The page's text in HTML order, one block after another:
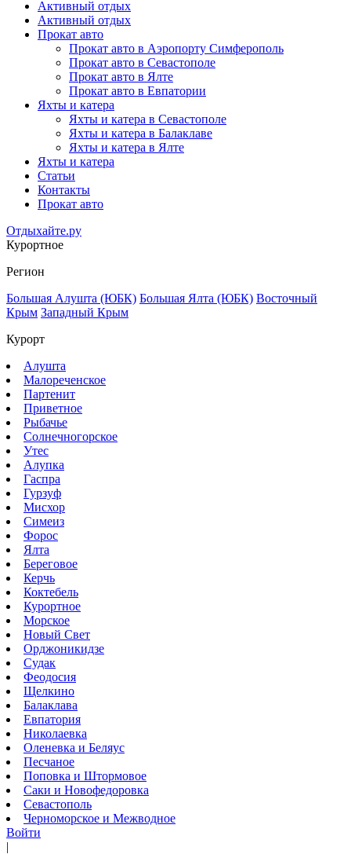
Активный отдых
Активный отдых
Прокат авто
Прокат авто в Аэропорту Симферополь
Прокат авто в Севастополе
Прокат авто в Ялте
Прокат авто в Евпатории
Яхты и катера
Яхты и катера в Севастополе
Яхты и катера в Балаклаве
Яхты и катера в Ялте
Яхты и катера
Статьи
Контакты
Прокат авто
Отдыхайте.ру
Курортное
Регион
Большая Алушта (ЮБК) Большая Ялта (ЮБК) Восточный
Крым Западный Крым
Курорт
Алушта
Малореченское
Партенит
Приветное
Рыбачье
Солнечногорское
Утес
Алупка
Гаспра
Гурзуф
Мисхор
Симеиз
Форос
Ялта
Береговое
Керчь
Коктебель
Курортное
Морское
Новый Свет
Орджоникидзе
Судак
Феодосия
Щелкино
Балаклава
Евпатория
Николаевка
Оленевка и Беляус
Песчаное
Поповка и Штормовое
Саки и Новофедоровка
Севастополь
Черноморское и Межводное
Войти
|